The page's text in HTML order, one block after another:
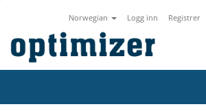
Norwegian Logg inn Registrer